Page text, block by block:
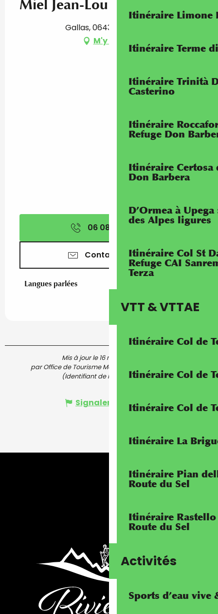
Itinéraire Limone
Itinéraire Terme
Itinéraire Trinità
Casterino
Itinéraire
Refuge Don
Itinéraire Certosa
Don Barbera
D’Ormea à
des Alpes ligures
Itinéraire Col St
Refuge CAI
Terza
VTT & VTTAE
Itinéraire Col de
Itinéraire Col de
Itinéraire Col de
Itinéraire La
Itinéraire Pian
Route du Sel
Itinéraire
Route du Sel
Activités
Sports d’eau vive
Miel Jean-Louis Teisseire
Gallas, 06430 La Brigue
M'y rendre
06 08 06 72
Contactez-nous
Langues parlées
Langues parlées
Mis à jour le 16 mai 2022 à 10:28
par Office de Tourisme Menton, Riviera & Merveilles
(Identifiant de l'offre : 5730619)
Signaler une erreur